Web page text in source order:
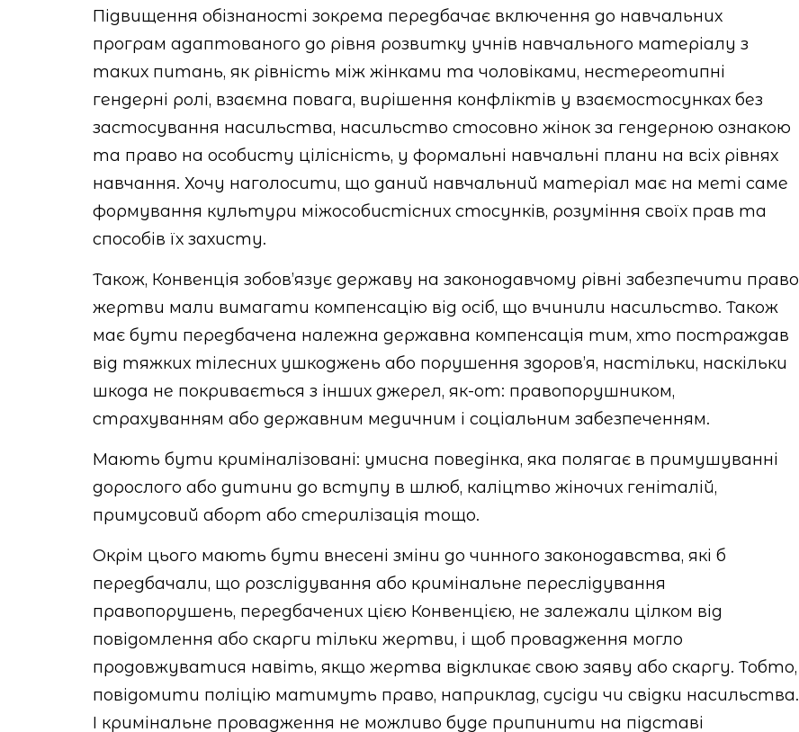
Підвищення обізнаності зокрема передбачає включення до навчальних
програм адаптованого до рівня розвитку учнів навчального матеріалу з
таких питань, як рівність між жінками та чоловіками, нестереотипні
гендерні ролі, взаємна повага, вирішення конфліктів у взаємостосунках без
застосування насильства, насильство стосовно жінок за гендерною ознакою
та право на особисту цілісність, у формальні навчальні плани на всіх рівнях
навчання. Хочу наголосити, що даний навчальний матеріал має на меті саме
формування культури міжособистісних стосунків, розуміння своїх прав та
способів їх захисту.
Також, Конвенція зобов’язує державу на законодавчому рівні забезпечити право
жертви мали вимагати компенсацію від осіб, що вчинили насильство. Також
має бути передбачена належна державна компенсація тим, хто постраждав
від тяжких тілесних ушкоджень або порушення здоров’я, настільки, наскільки
шкода не покривається з інших джерел, як-от: правопорушником,
страхуванням або державним медичним і соціальним забезпеченням.
Мають бути криміналізовані: умисна поведінка, яка полягає в примушуванні
дорослого або дитини до вступу в шлюб, каліцтво жіночих геніталій,
примусовий аборт або стерилізація тощо.
Окрім цього мають бути внесені зміни до чинного законодавства, які б
передбачали, що розслідування або кримінальне переслідування
правопорушень, передбачених цією Конвенцією, не залежали цілком від
повідомлення або скарги тільки жертви, і щоб провадження могло
продовжуватися навіть, якщо жертва відкликає свою заяву або скаргу. Тобто,
повідомити поліцію матимуть право, наприклад, сусіди чи свідки насильства.
І кримінальне провадження не можливо буде припинити на підставі